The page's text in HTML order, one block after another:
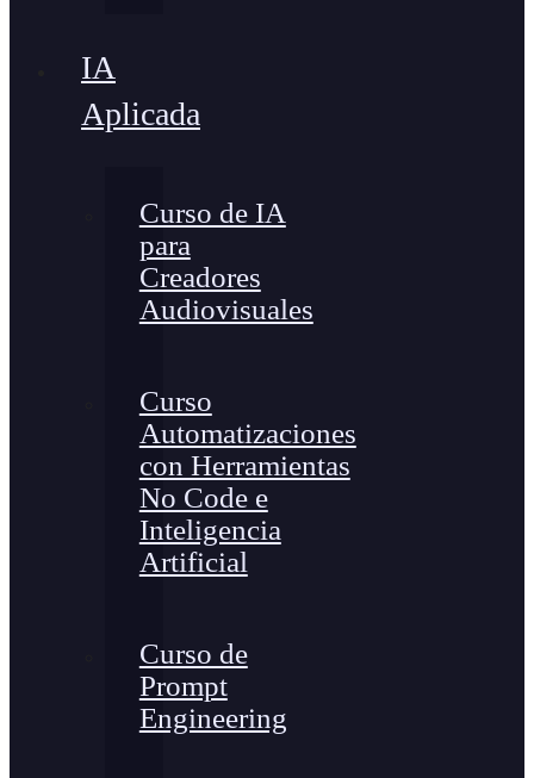
IA
Aplicada
Curso de IA
para
Creadores
Audiovisuales
Curso
Automatizaciones
con Herramientas
No Code e
Inteligencia
Artificial
Curso de
Prompt
Engineering